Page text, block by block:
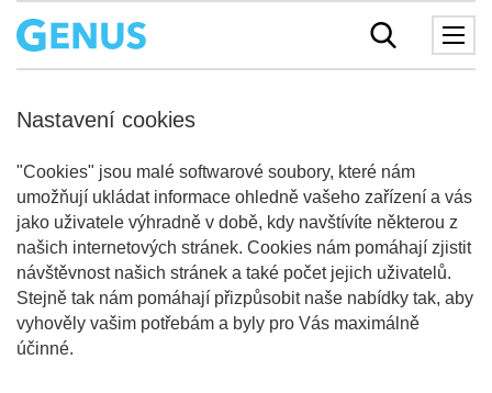
Nastavení cookies
"Cookies" jsou malé softwarové soubory, které nám
umožňují ukládat informace ohledně vašeho zařízení a vás
jako uživatele výhradně v době, kdy navštívíte některou z
našich internetových stránek. Cookies nám pomáhají zjistit
návštěvnost našich stránek a také počet jejich uživatelů.
Stejně tak nám pomáhají přizpůsobit naše nabídky tak, aby
vyhověly vašim potřebám a byly pro Vás maximálně
účinné.